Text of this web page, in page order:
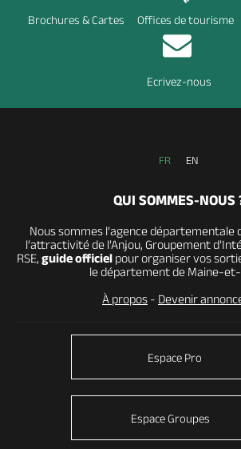
Brochures & Cartes Offices de tourisme
Ecrivez-nous
FR EN
QUI SOMMES-NOUS
Nous sommes l’agence départementale
l’attractivité de l’Anjou, Groupement
RSE, guide officielpour organiser vos
le département de Maine-
À propos - Devenir
Espace Pro
Espace Groupes